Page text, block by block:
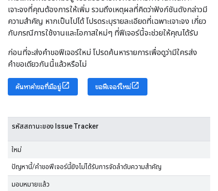
เจาะจงที่คุณต้องการให้เพิ่ม รวมถึงเหตุผลที่คิดว่าฟังก์ชันดังกล่าวมี
ความสำคัญ หากเป็นไปได้ โปรดระบุรายละเอียดที่เฉพาะเจาะจง เกี่ยว
กับกรณีการใช้งานและโอกาสใหม่ๆ ที่ฟีเจอร์นี้จะช่วยให้คุณได้รับ
ก่อนที่จะส่งคำขอฟีเจอร์ใหม่ โปรดค้นหารายการเพื่อดูว่ามีใครส่ง
คำขอเดียวกันนี้แล้วหรือไม่
ค้นหาคำขอที่มีอยู่ ขอฟีเจอร์ใหม่
รหัสสถานะของ Issue Tracker
ใหม่
ปัญหานี้/คำขอฟีเจอร์นี้ยังไม่ได้รับการจัดลำดับความสำคัญ
มอบหมายแล้ว